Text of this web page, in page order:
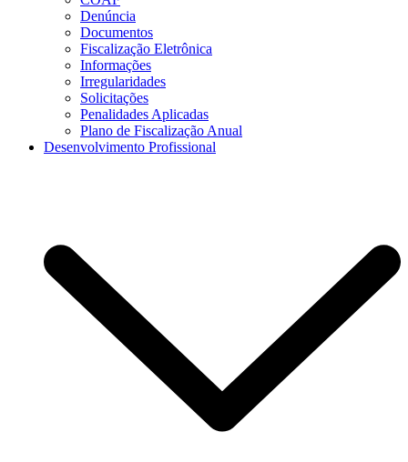
Denúncia
Documentos
Fiscalização Eletrônica
Informações
Irregularidades
Solicitações
Penalidades Aplicadas
Plano de Fiscalização Anual
Desenvolvimento Profissional